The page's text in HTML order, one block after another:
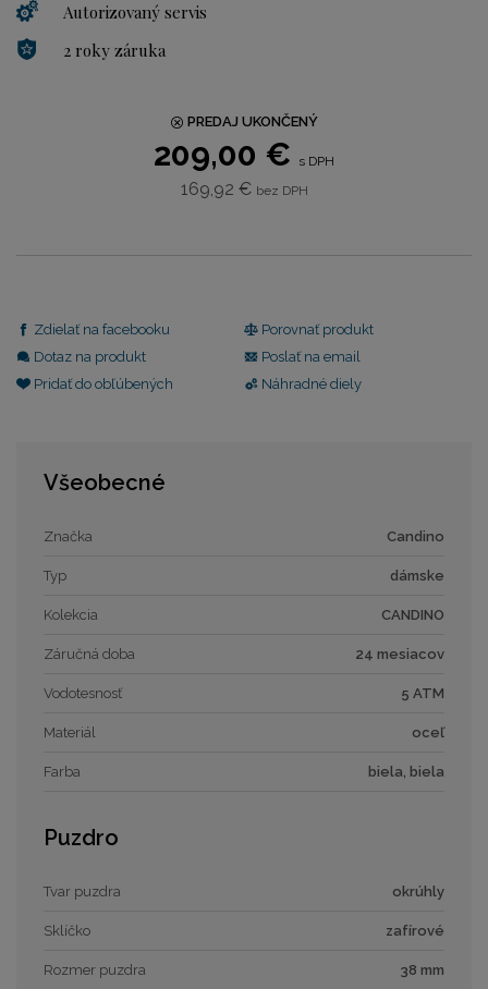
Autorizovaný servis
2 roky záruka
PREDAJ UKONČENÝ
209,00 € s DPH
169,92 € bez DPH
Zdielať na facebooku
Porovnať produkt
Dotaz na produkt
Poslať na email
Pridať do obľúbených
Náhradné diely
Všeobecné
Značka Candino
Typ dámske
Kolekcia CANDINO
Záručná doba 24 mesiacov
Vodotesnosť 5 ATM
Materiál oceľ
Farba biela, biela
Puzdro
Tvar puzdra okrúhly
Sklíčko zafírové
Rozmer puzdra 38 mm